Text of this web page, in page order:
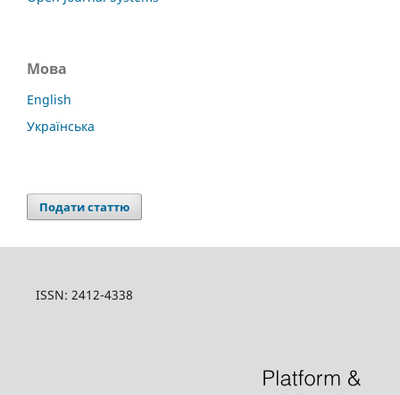
Мова
English
Українська
Подати статтю
ISSN: 2412-4338